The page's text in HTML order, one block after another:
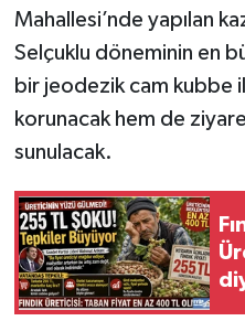
Mahallesi’nde yapılan
Selçuklu döneminin en
bir jeodezik cam kubbe
korunacak hem de
sunulacak.